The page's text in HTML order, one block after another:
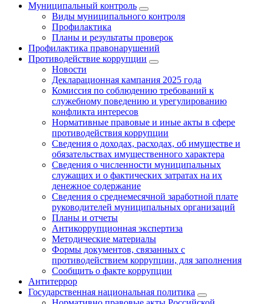
Муниципальный контроль
Виды муниципального контроля
Профилактика
Планы и результаты проверок
Профилактика правонарушений
Противодействие коррупции
Новости
Декларационная кампания 2025 года
Комиссия по соблюдению требований к
служебному поведению и урегулированию
конфликта интересов
Нормативные правовые и иные акты в сфере
противодействия коррупции
Сведения о доходах, расходах, об имуществе и
обязательствах имущественного характера
Сведения о численности муниципальных
служащих и о фактических затратах на их
денежное содержание
Сведения о среднемесячной заработной плате
руководителей муниципальных организаций
Планы и отчеты
Антикоррупционная экспертиза
Методические материалы
Формы документов, связанных с
противодействием коррупции, для заполнения
Сообщить о факте коррупции
Антитеррор
Государственная национальная политика